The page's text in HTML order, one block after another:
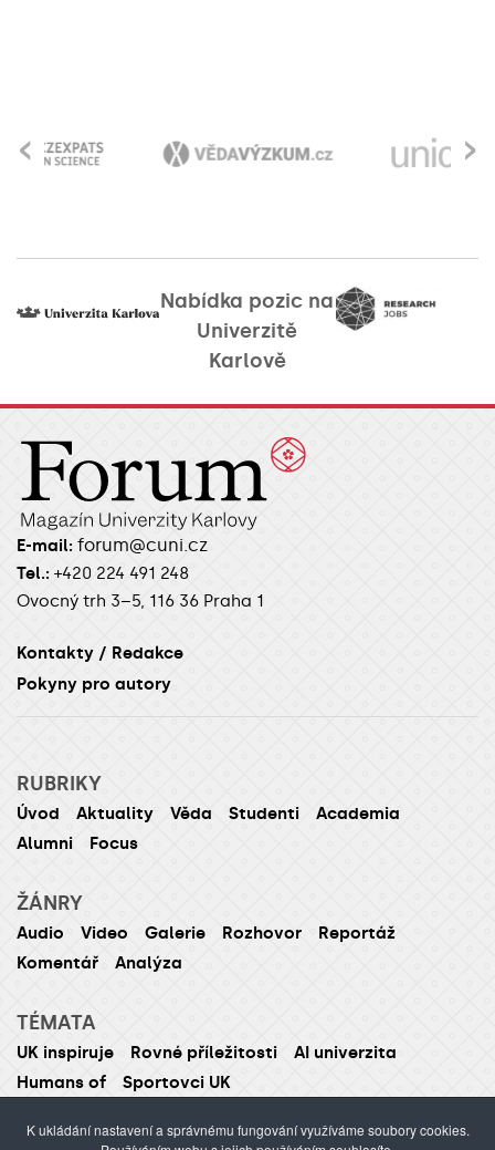
›
‹
Nabídka pozic na
Univerzitě
Karlově
E-mail: forum@cuni.cz
Tel.: +420 224 491 248
Ovocný trh 3–5, 116 36 Praha 1
Kontakty / Redakce
Pokyny pro autory
RUBRIKY
Úvod Aktuality Věda Studenti
Academia
Alumni
Focus
ŽÁNRY
Audio Video Galerie Rozhovor
Reportáž
Komentář
Analýza
TÉMATA
UK inspiruje Rovné příležitosti
AI univerzita
Humans of
Sportovci UK
K ukládání nastavení a správnému fungování využíváme soubory cookies.